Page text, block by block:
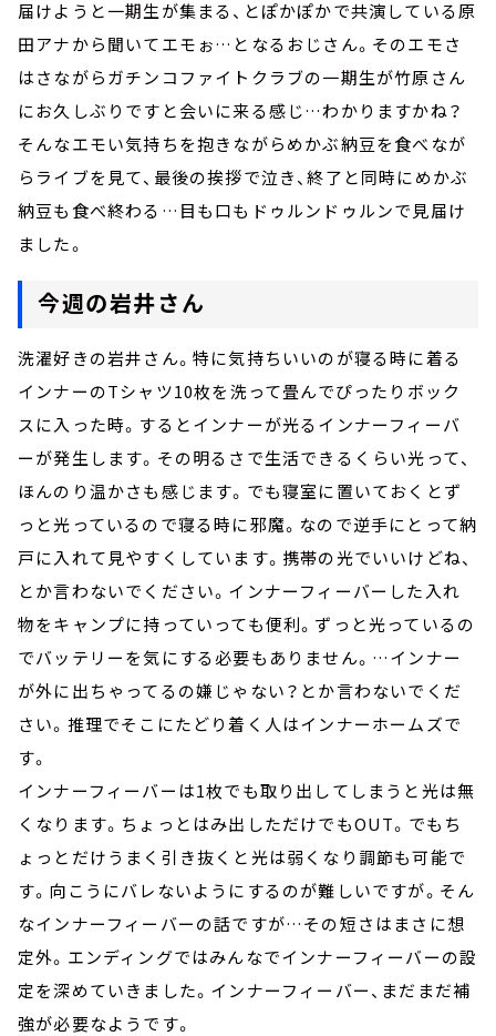
届けようと一期生が集まる、とぽかぽかで共演している原
田アナから聞いてエモぉ…となるおじさん。そのエモさ
はさながらガチンコファイトクラブの一期生が竹原さん
にお久しぶりですと会いに来る感じ…わかりますかね？
そんなエモい気持ちを抱きながらめかぶ納豆を食べなが
らライブを見て、最後の挨拶で泣き、終了と同時にめかぶ
納豆も食べ終わる…目も口もドゥルンドゥルンで見届け
ました。
今週の岩井さん
洗濯好きの岩井さん。特に気持ちいいのが寝る時に着る
インナーのTシャツ10枚を洗って畳んでぴったりボック
スに入った時。するとインナーが光るインナーフィーバ
ーが発生します。その明るさで生活できるくらい光って、
ほんのり温かさも感じます。でも寝室に置いておくとず
っと光っているので寝る時に邪魔。なので逆手にとって納
戸に入れて見やすくしています。携帯の光でいいけどね、
とか言わないでください。インナーフィーバーした入れ
物をキャンプに持っていっても便利。ずっと光っているの
でバッテリーを気にする必要もありません。…インナー
が外に出ちゃってるの嫌じゃない？とか言わないでくだ
さい。推理でそこにたどり着く人はインナーホームズで
す。
インナーフィーバーは1枚でも取り出してしまうと光は無
くなります。ちょっとはみ出しただけでもOUT。でもち
ょっとだけうまく引き抜くと光は弱くなり調節も可能で
す。向こうにバレないようにするのが難しいですが。そん
なインナーフィーバーの話ですが…その短さはまさに想
定外。エンディングではみんなでインナーフィーバーの設
定を深めていきました。インナーフィーバー、まだまだ補
強が必要なようです。